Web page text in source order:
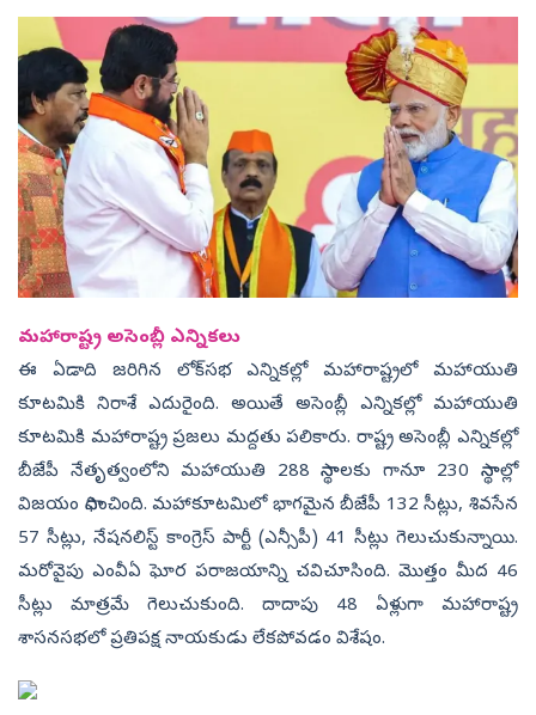
మహారాష్ట్ర అసెంబ్లీ ఎన్నికలు
ఈ ఏడాది జరిగిన లోక్‌సభ ఎన్నికల్లో మహారాష్ట్రలో మహాయుతి
కూటమికి నిరాశే ఎదురైంది. అయితే అసెంబ్లీ ఎన్నికల్లో మహాయుతి
కూటమికి మహారాష్ట్ర ప్రజలు మద్దతు పలికారు. రాష్ట్ర అసెంబ్లీ ఎన్నికల్లో
బీజేపీ నేతృత్వంలోని మహాయుతి 288 స్థానాలకు గానూ 230 స్థానాల్లో
విజయం సాధించింది. మహాకూటమిలో భాగమైన బీజేపీ 132 సీట్లు, శివసేన
57 సీట్లు, నేషనలిస్ట్ కాంగ్రెస్ పార్టీ (ఎన్సీపీ) 41 సీట్లు గెలుచుకున్నాయి.
మరోవైపు ఎంవీఏ ఘోర పరాజయాన్ని చవిచూసింది. మొత్తం మీద 46
సీట్లు మాత్రమే గెలుచుకుంది. దాదాపు 48 ఏళ్లుగా మహారాష్ట్ర
శాసనసభలో ప్రతిపక్ష నాయకుడు లేకపోవడం విశేషం.